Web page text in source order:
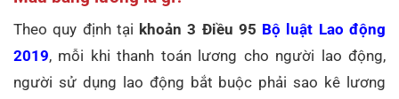
Theo quy định tại khoản 3 Điều 95 Bộ luật Lao động
2019, mỗi khi thanh toán lương cho người lao động,
người sử dụng lao động bắt buộc phải sao kê lương